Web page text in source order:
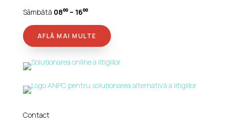
Sâmbătă 08⁰⁰ – 16⁰⁰
AFLĂ MAI MULTE
Contact